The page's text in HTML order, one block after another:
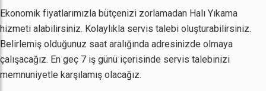
Ekonomik fiyatlarımızla bütçenizi zorlamadan Halı Yıkama
hizmeti alabilirsiniz. Kolaylıkla servis talebi oluşturabilirsiniz.
Belirlemiş olduğunuz saat aralığında adresinizde olmaya
çalışacağız. En geç 7 iş günü içerisinde servis talebinizi
memnuniyetle karşılamış olacağız.